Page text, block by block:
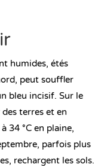
humides, étés
peut souffler
bleu incisif. Sur le
terres et en
34 °C en plaine,
parfois plus
rechargent les sols.